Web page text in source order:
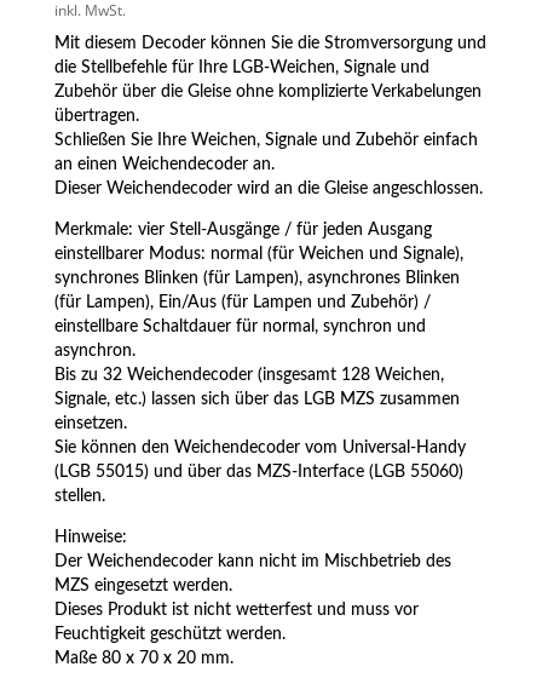
75,00 € 48,00 €.
inkl. MwSt.
Mit diesem Decoder können Sie die Stromversorgung und
die Stellbefehle für Ihre LGB-Weichen, Signale und
Zubehör über die Gleise ohne komplizierte Verkabelungen
übertragen.
Schließen Sie Ihre Weichen, Signale und Zubehör einfach
an einen Weichendecoder an.
Dieser Weichendecoder wird an die Gleise angeschlossen.
Merkmale: vier Stell-Ausgänge / für jeden Ausgang
einstellbarer Modus: normal (für Weichen und Signale),
synchrones Blinken (für Lampen), asynchrones Blinken
(für Lampen), Ein/Aus (für Lampen und Zubehör) /
einstellbare Schaltdauer für normal, synchron und
asynchron.
Bis zu 32 Weichendecoder (insgesamt 128 Weichen,
Signale, etc.) lassen sich über das LGB MZS zusammen
einsetzen.
Sie können den Weichendecoder vom Universal-Handy
(LGB 55015) und über das MZS-Interface (LGB 55060)
stellen.
Hinweise:
Der Weichendecoder kann nicht im Mischbetrieb des
MZS eingesetzt werden.
Dieses Produkt ist nicht wetterfest und muss vor
Feuchtigkeit geschützt werden.
Maße 80 x 70 x 20 mm.